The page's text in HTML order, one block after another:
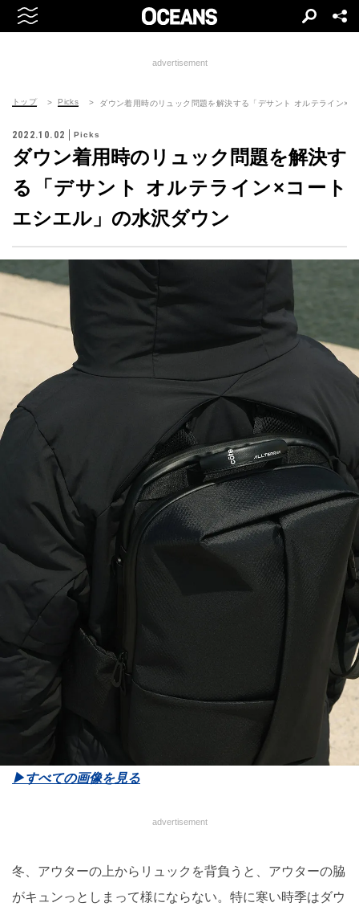
advertisement
トップ Picks ダウン着用時のリュック問題を解決する「デサント オルテライン×
2022.10.02 Picks
ダウン着用時のリュック問題を解決す
る「デサント オルテライン×コート
エシエル」の水沢ダウン
▶︎すべての画像を見る
advertisement
冬、アウターの上からリュックを背負うと、アウターの脇
がキュンっとしまって様にならない。特に寒い時季はダウ